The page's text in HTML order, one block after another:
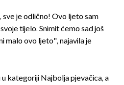
sve je odlično! Ovo ljeto sam
tijelo. Snimit ćemo sad još
malo ovo ljeto", najavila je
kategoriji Najbolja pjevačica, a